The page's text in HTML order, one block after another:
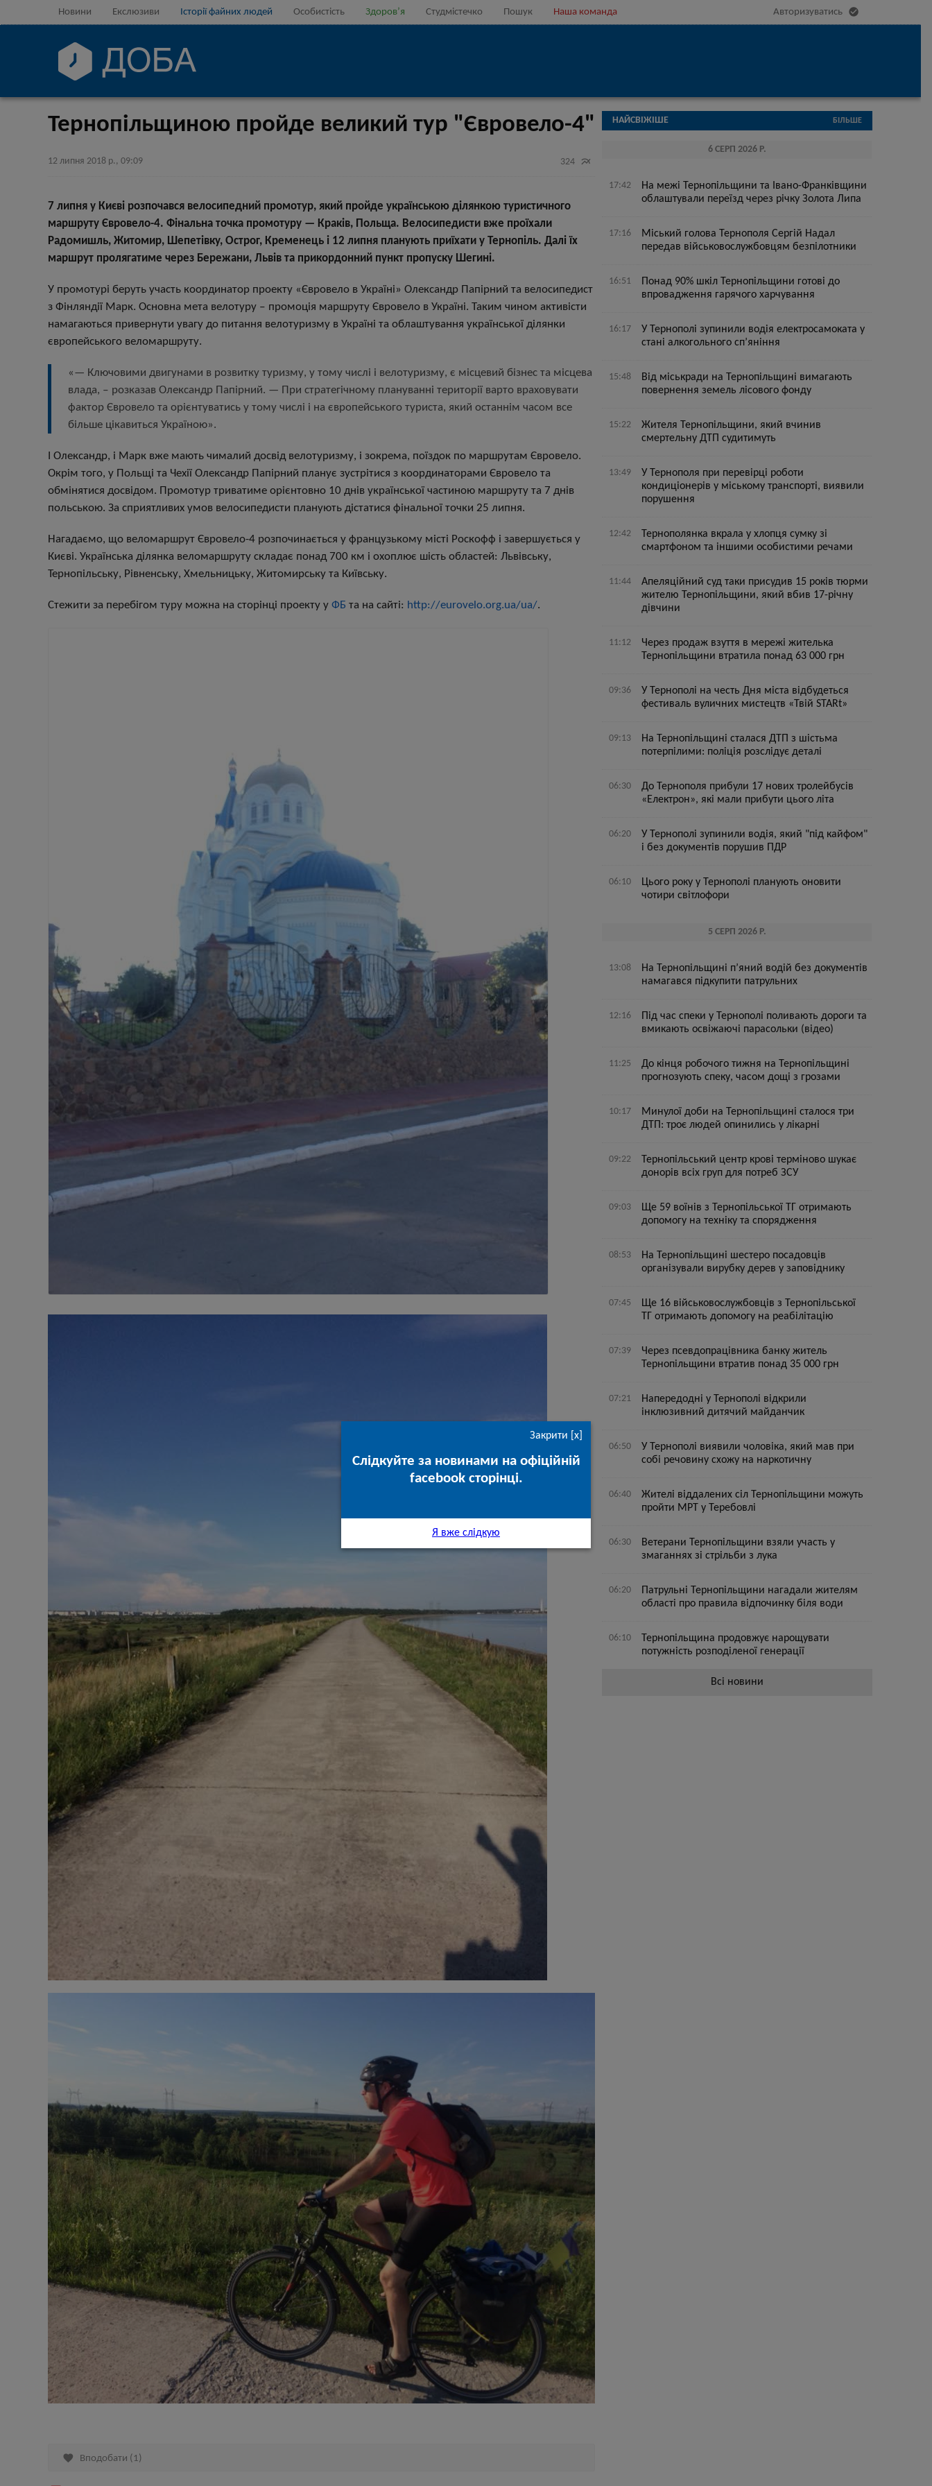
Новини Екслюзиви Історії файних людей Особистість Здоров’я Студмістечко Пошук Наша команда Авторизуватись 
Тернопільщиною пройде великий тур "Євровело-4"
12 липня 2018 р., 09:09 324 
7 липня у Києві розпочався велосипедний промотур, який пройде українською ділянкою туристичного
маршруту Євровело-4. Фінальна точка промотуру — Краків, Польща. Велосипедисти вже проїхали
Радомишль, Житомир, Шепетівку, Острог, Кременець і 12 липня планують приїхати у Тернопіль. Далі їх
маршрут пролягатиме через Бережани, Львів та прикордонний пункт пропуску Шегині.
У промотурі беруть участь координатор проекту «Євровело в Україні» Олександр Папірний та велосипедист
з Фінляндії Марк. Основна мета велотуру ‒ промоція маршруту Євровело в Україні. Таким чином активісти
намагаються привернути увагу до питання велотуризму в Україні та облаштування української ділянки
європейського веломаршруту.
«— Ключовими двигунами в розвитку туризму, у тому числі і велотуризму, є місцевий бізнес та місцева
влада, ‒ розказав Олександр Папірний. — При стратегічному плануванні території варто враховувати
фактор Євровело та орієнтуватись у тому числі і на європейського туриста, який останнім часом все
більше цікавиться Україною».
І Олександр, і Марк вже мають чималий досвід велотуризму, і зокрема, поїздок по маршрутам Євровело.
Окрім того, у Польщі та Чехії Олександр Папірний планує зустрітися з координаторами Євровело та
обмінятися досвідом. Промотур триватиме орієнтовно 10 днів української частиною маршруту та 7 днів
польською. За сприятливих умов велосипедисти планують дістатися фінальної точки 25 липня.
Нагадаємо, що веломаршрут Євровело-4 розпочинається у французькому місті Роскофф і завершується у
Києві. Українська ділянка веломаршруту складає понад 700 км і охоплює шість областей: Львівську,
Тернопільську, Рівненську, Хмельницьку, Житомирську та Київську.
Стежити за перебігом туру можна на сторінці проекту у ФБ та на сайті: http://eurovelo.org.ua/ua/.
 Вподобати (1)
НАЙСВІЖІШЕ БІЛЬШЕ
6 СЕРП 2026 Р.
17:42
На межі Тернопільщини та Івано-Франківщини
облаштували переїзд через річку Золота Липа
17:16
Міський голова Тернополя Сергій Надал
передав військовослужбовцям безпілотники
16:51
Понад 90% шкіл Тернопільщини готові до
впровадження гарячого харчування
16:17
У Тернополі зупинили водія електросамоката у
стані алкогольного сп’яніння
15:48
Від міськради на Тернопільщині вимагають
повернення земель лісового фонду
15:22
Жителя Тернопільщини, який вчинив
смертельну ДТП судитимуть
13:49
У Тернополя при перевірці роботи
кондиціонерів у міському транспорті, виявили
порушення
12:42
Тернополянка вкрала у хлопця сумку зі
смартфоном та іншими особистими речами
11:44
Апеляційний суд таки присудив 15 років тюрми
жителю Тернопільщини, який вбив 17-річну
дівчини
11:12
Через продаж взуття в мережі жителька
Тернопільщини втратила понад 63 000 грн
09:36
У Тернополі на честь Дня міста відбудеться
фестиваль вуличних мистецтв «Твій STARt»
09:13
На Тернопільщині сталася ДТП з шістьма
потерпілими: поліція розслідує деталі
06:30
До Тернополя прибули 17 нових тролейбусів
«Електрон», які мали прибути цього літа
06:20
У Тернополі зупинили водія, який "під кайфом"
і без документів порушив ПДР
06:10
Цього року у Тернополі планують оновити
чотири світлофори
5 СЕРП 2026 Р.
13:08
На Тернопільщині п’яний водій без документів
намагався підкупити патрульних
12:16
Під час спеки у Тернополі поливають дороги та
вмикають освіжаючі парасольки (відео)
11:25
До кінця робочого тижня на Тернопільщині
прогнозують спеку, часом дощі з грозами
10:17
Минулої доби на Тернопільщині сталося три
ДТП: троє людей опинились у лікарні
09:22
Тернопільський центр крові терміново шукає
донорів всіх груп для потреб ЗСУ
09:03
Ще 59 воїнів з Тернопільської ТГ отримають
допомогу на техніку та спорядження
08:53
На Тернопільщині шестеро посадовців
організували вирубку дерев у заповіднику
07:45
Ще 16 військовослужбовців з Тернопільської
ТГ отримають допомогу на реабілітацію
07:39
Через псевдопрацівника банку житель
Тернопільщини втратив понад 35 000 грн
07:21
Напередодні у Тернополі відкрили
інклюзивний дитячий майданчик
06:50
У Тернополі виявили чоловіка, який мав при
собі речовину схожу на наркотичну
06:40
Жителі віддалених сіл Тернопільщини можуть
пройти МРТ у Теребовлі
06:30
Ветерани Тернопільщини взяли участь у
змаганнях зі стрільби з лука
06:20
Патрульні Тернопільщини нагадали жителям
області про правила відпочинку біля води
06:10
Тернопільщина продовжує нарощувати
потужність розподіленої генерації
Всі новини
Закрити [x]
Слідкуйте за новинами на офіційній
facebook сторінці.
Я вже слідкую